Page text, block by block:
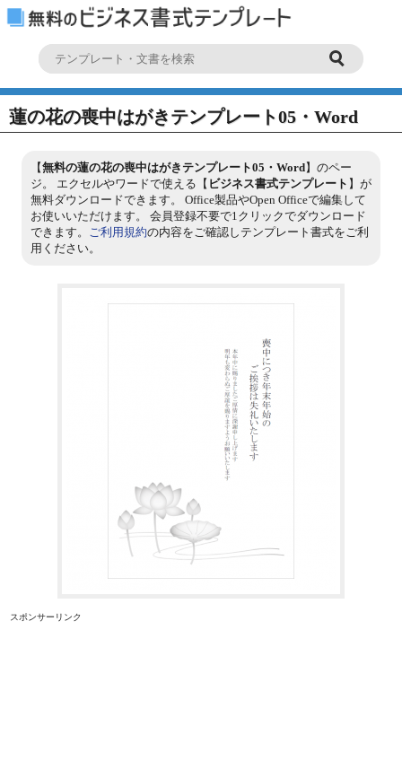
蓮の花の喪中はがきテンプレート05・Word
【無料の蓮の花の喪中はがきテンプレート05・Word】のペー
ジ。 エクセルやワードで使える【 ビジネス書式テンプレート 】が
無料ダウンロードできます。 Office製品やOpen Officeで編集して
お使いいただけます。 会員登録不要で1クリックでダウンロード
できます。 ご利用規約の内容をご確認しテンプレート書式をご利
用ください。
スポンサーリンク